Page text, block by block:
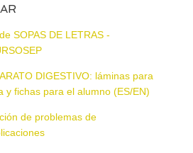
SOPAS DE LETRAS -
DIGESTIVO: láminas para
y fichas para el alumno (ES/EN)
de problemas de